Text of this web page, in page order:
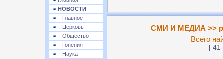
НОВОСТИ
Главное
Церковь
Общество
Гонения
Наука
СМИ И МЕДИА >>
Всего
[ 41